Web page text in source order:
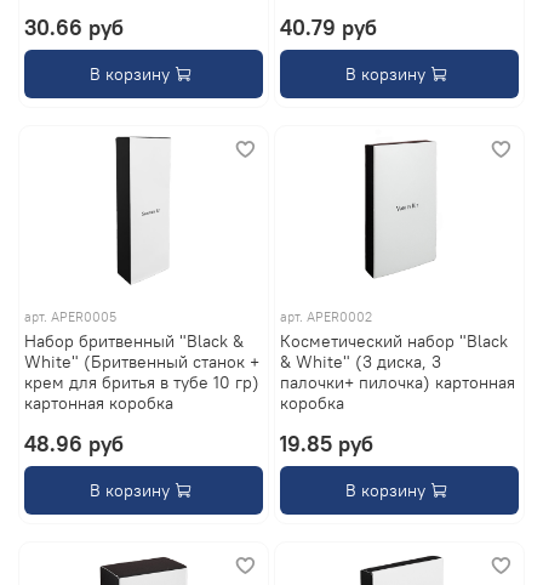
30.66 руб
В корзину
40.79 руб
В корзину
арт.APER0005
Набор бритвенный "Black &
White" (Бритвенный станок +
крем для бритья в тубе 10 гр)
картонная коробка
48.96 руб
В корзину
арт. APER0002
Косметический набор "Black
& White" (3 диска, 3
палочки+ пилочка) картонная
коробка
19.85 руб
В корзину